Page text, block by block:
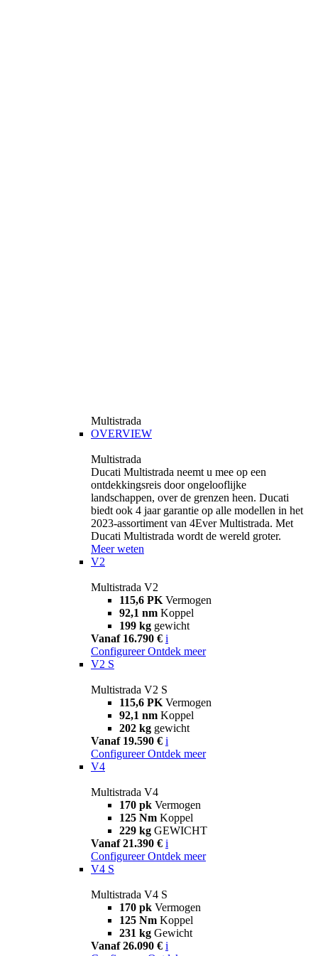
Multistrada
OVERVIEW
Multistrada
Ducati Multistrada neemt u mee op een
ontdekkingsreis door ongelooflijke
landschappen, over de grenzen heen. Ducati
biedt ook 4 jaar garantie op alle modellen in het
2023-assortiment van 4Ever Multistrada. Met
Ducati Multistrada wordt de wereld groter.
Meer weten
V2
Multistrada V2
115,6 PK Vermogen
92,1 nm Koppel
199 kg gewicht
Vanaf 16.790 € i
Configureer Ontdek meer
V2 S
Multistrada V2 S
115,6 PK Vermogen
92,1 nm Koppel
202 kg gewicht
Vanaf 19.590 € i
Configureer Ontdek meer
V4
Multistrada V4
170 pk Vermogen
125 Nm Koppel
229 kg GEWICHT
Vanaf 21.390 € i
Configureer Ontdek meer
V4 S
Multistrada V4 S
170 pk Vermogen
125 Nm Koppel
231 kg Gewicht
Vanaf 26.090 € i